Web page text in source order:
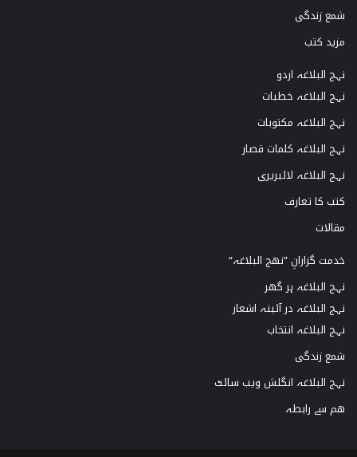
شمع زندگی
مزید کتب
نہج البلاغہ اردو
نہج البلاغہ خطبات
نہج البلاغہ مکتوبات
نہج البلاغہ کلمات قصار
نہج البلاغہ لائبریری
کتب کا تعارف
مقالات
خدمت گزارانِ ”نھج البلاغہ“
نہج البلاغہ ہر گھر
نہج البلاغہ در آئینہ اشعار
نہج البلاغہ انتخاب
شمع زندگی
نہج البلاغہ انگلش ویب سائٹ
ھم سے رابطہ